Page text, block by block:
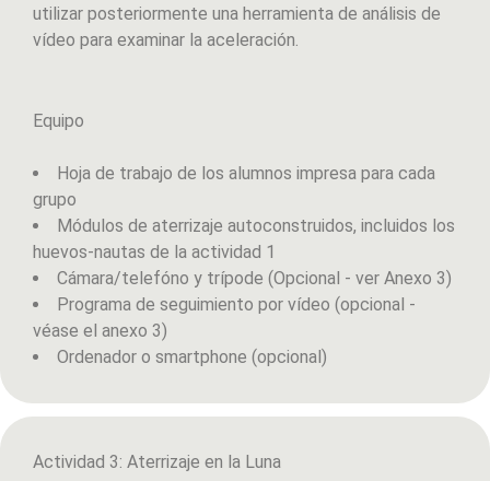
utilizar posteriormente una herramienta de análisis de
vídeo para examinar la aceleración.
Equipo
Hoja de trabajo de los alumnos impresa para cada
grupo
Módulos de aterrizaje autoconstruidos, incluidos los
huevos-nautas de la actividad 1
Cámara/telefóno y trípode (Opcional - ver Anexo 3)
Programa de seguimiento por vídeo (opcional -
véase el anexo 3)
Ordenador o smartphone (opcional)
Actividad 3: Aterrizaje en la Luna